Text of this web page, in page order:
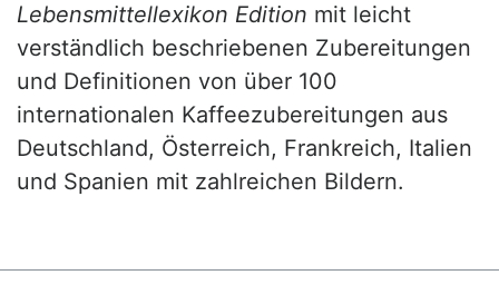
Lebensmittellexikon Edition mit leicht
verständlich beschriebenen Zubereitungen
und Definitionen von über 100
internationalen Kaffeezubereitungen aus
Deutschland, Österreich, Frankreich, Italien
und Spanien mit zahlreichen Bildern.